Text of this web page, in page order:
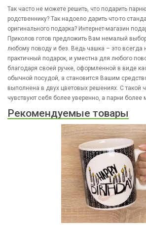
Так часто не можете решить, что подарить
родственнику? Так надоело дарить что-то
оригинального подарка? Интернет-магазин
Приколов готов предложить Вам немалый
любому поводу и без. Ведь чашка – это всегда
практичный подарок, и уместна для любого
благодаря своей ручке, оформленной в виде
обычной посудой, а становится Вашим
выполнена в двух цветовых решениях. С такой
чувствуют себя более уверенно, а парни более
Рекомендуемые товары